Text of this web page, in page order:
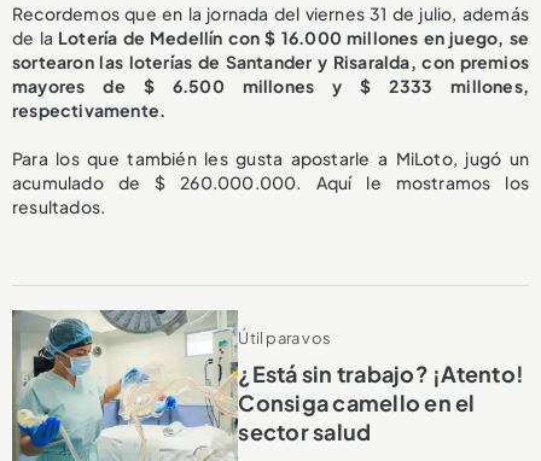
Recordemos que en la jornada del viernes 31 de julio, además
de la Lotería de Medellín con $ 16.000 millones en juego, se
sortearon las loterías de Santander y Risaralda, con premios
mayores de $ 6.500 millones y $ 2333 millones,
respectivamente.
Para los que también les gusta apostarle a MiLoto, jugó un
acumulado de $ 260.000.000. Aquí le mostramos los
resultados.
Útil para vos
¿Está sin trabajo? ¡Atento!
Consiga camello en el
sector salud